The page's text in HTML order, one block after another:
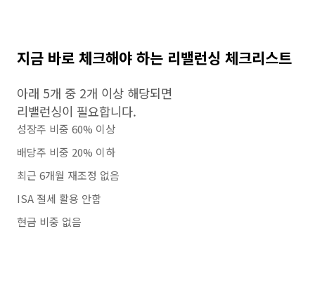
지금 바로 체크해야 하는 리밸런싱 체크리스트
아래 5개 중 2개 이상 해당되면
리밸런싱이 필요합니다.
성장주 비중 60% 이상
배당주 비중 20% 이하
최근 6개월 재조정 없음
ISA 절세 활용 안함
현금 비중 없음